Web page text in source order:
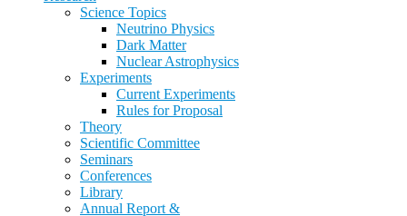
Science Topics
Neutrino Physics
Dark Matter
Nuclear Astrophysics
Experiments
Current Experiments
Rules for Proposal
Theory
Scientific Committee
Seminars
Conferences
Library
Annual Report &